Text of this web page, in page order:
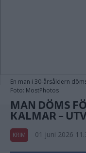
En man i 30-årsåldern
Foto: MostPhotos
MAN DÖMS
KALMAR –
KRIM 01 juni 2026